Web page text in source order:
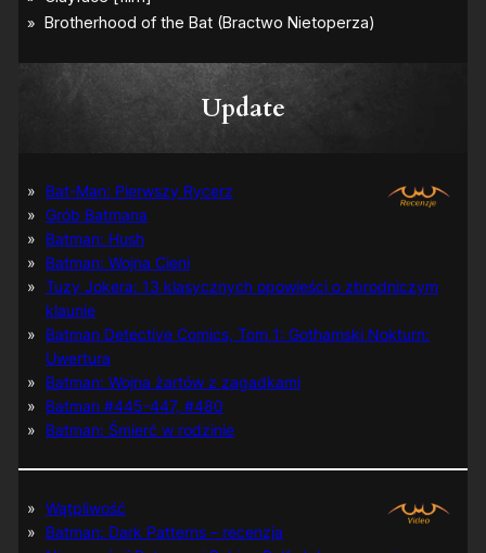
Update
Bat-Man: Pierwszy Rycerz
Grób Batmana
Batman: Hush
Batman: Wojna Cieni
Tuzy Jokera: 13 klasycznych opowieści o zbrodniczym
klaunie
Batman Detective Comics, Tom 1: Gothamski Nokturn:
Uwertura
Batman: Wojna żartów z zagadkami
Batman #445-447, #480
Batman: Śmierć w rodzinie
Wątpliwość
Batman: Dark Patterns – recenzja